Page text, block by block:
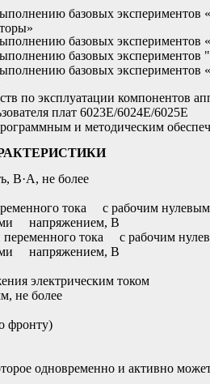
базовых экспериментов
базовых
базовых экспериментов
базовых
по эксплуатации компонентов
плат 6023Е/6024Е/6025Е
и методическим
В·А, не более
тока с рабочим
переменного тока с рабочим
электрическим током
размеры, мм, не
(по
одновременно и активно